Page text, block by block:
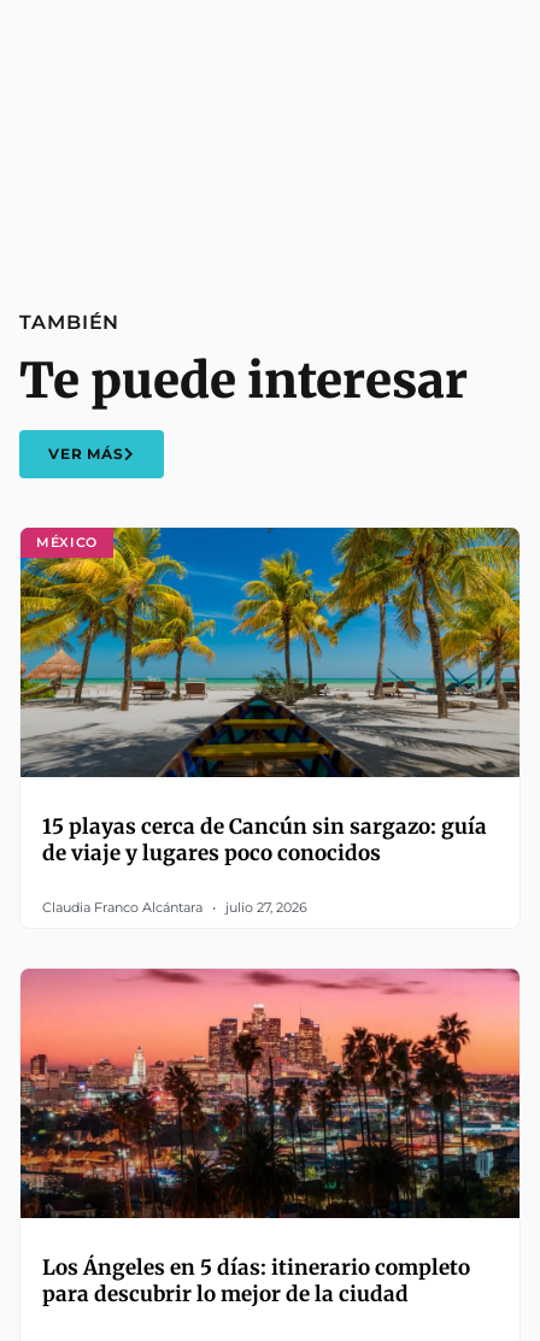
MÉXICO
15 playas cerca de Cancún sin sargazo: guía
de viaje y lugares poco conocidos
Claudia Franco Alcántara julio 27, 2026
Los Ángeles en 5 días: itinerario completo
para descubrir lo mejor de la ciudad
TAMBIÉN
Te puede interesar
VER MÁS